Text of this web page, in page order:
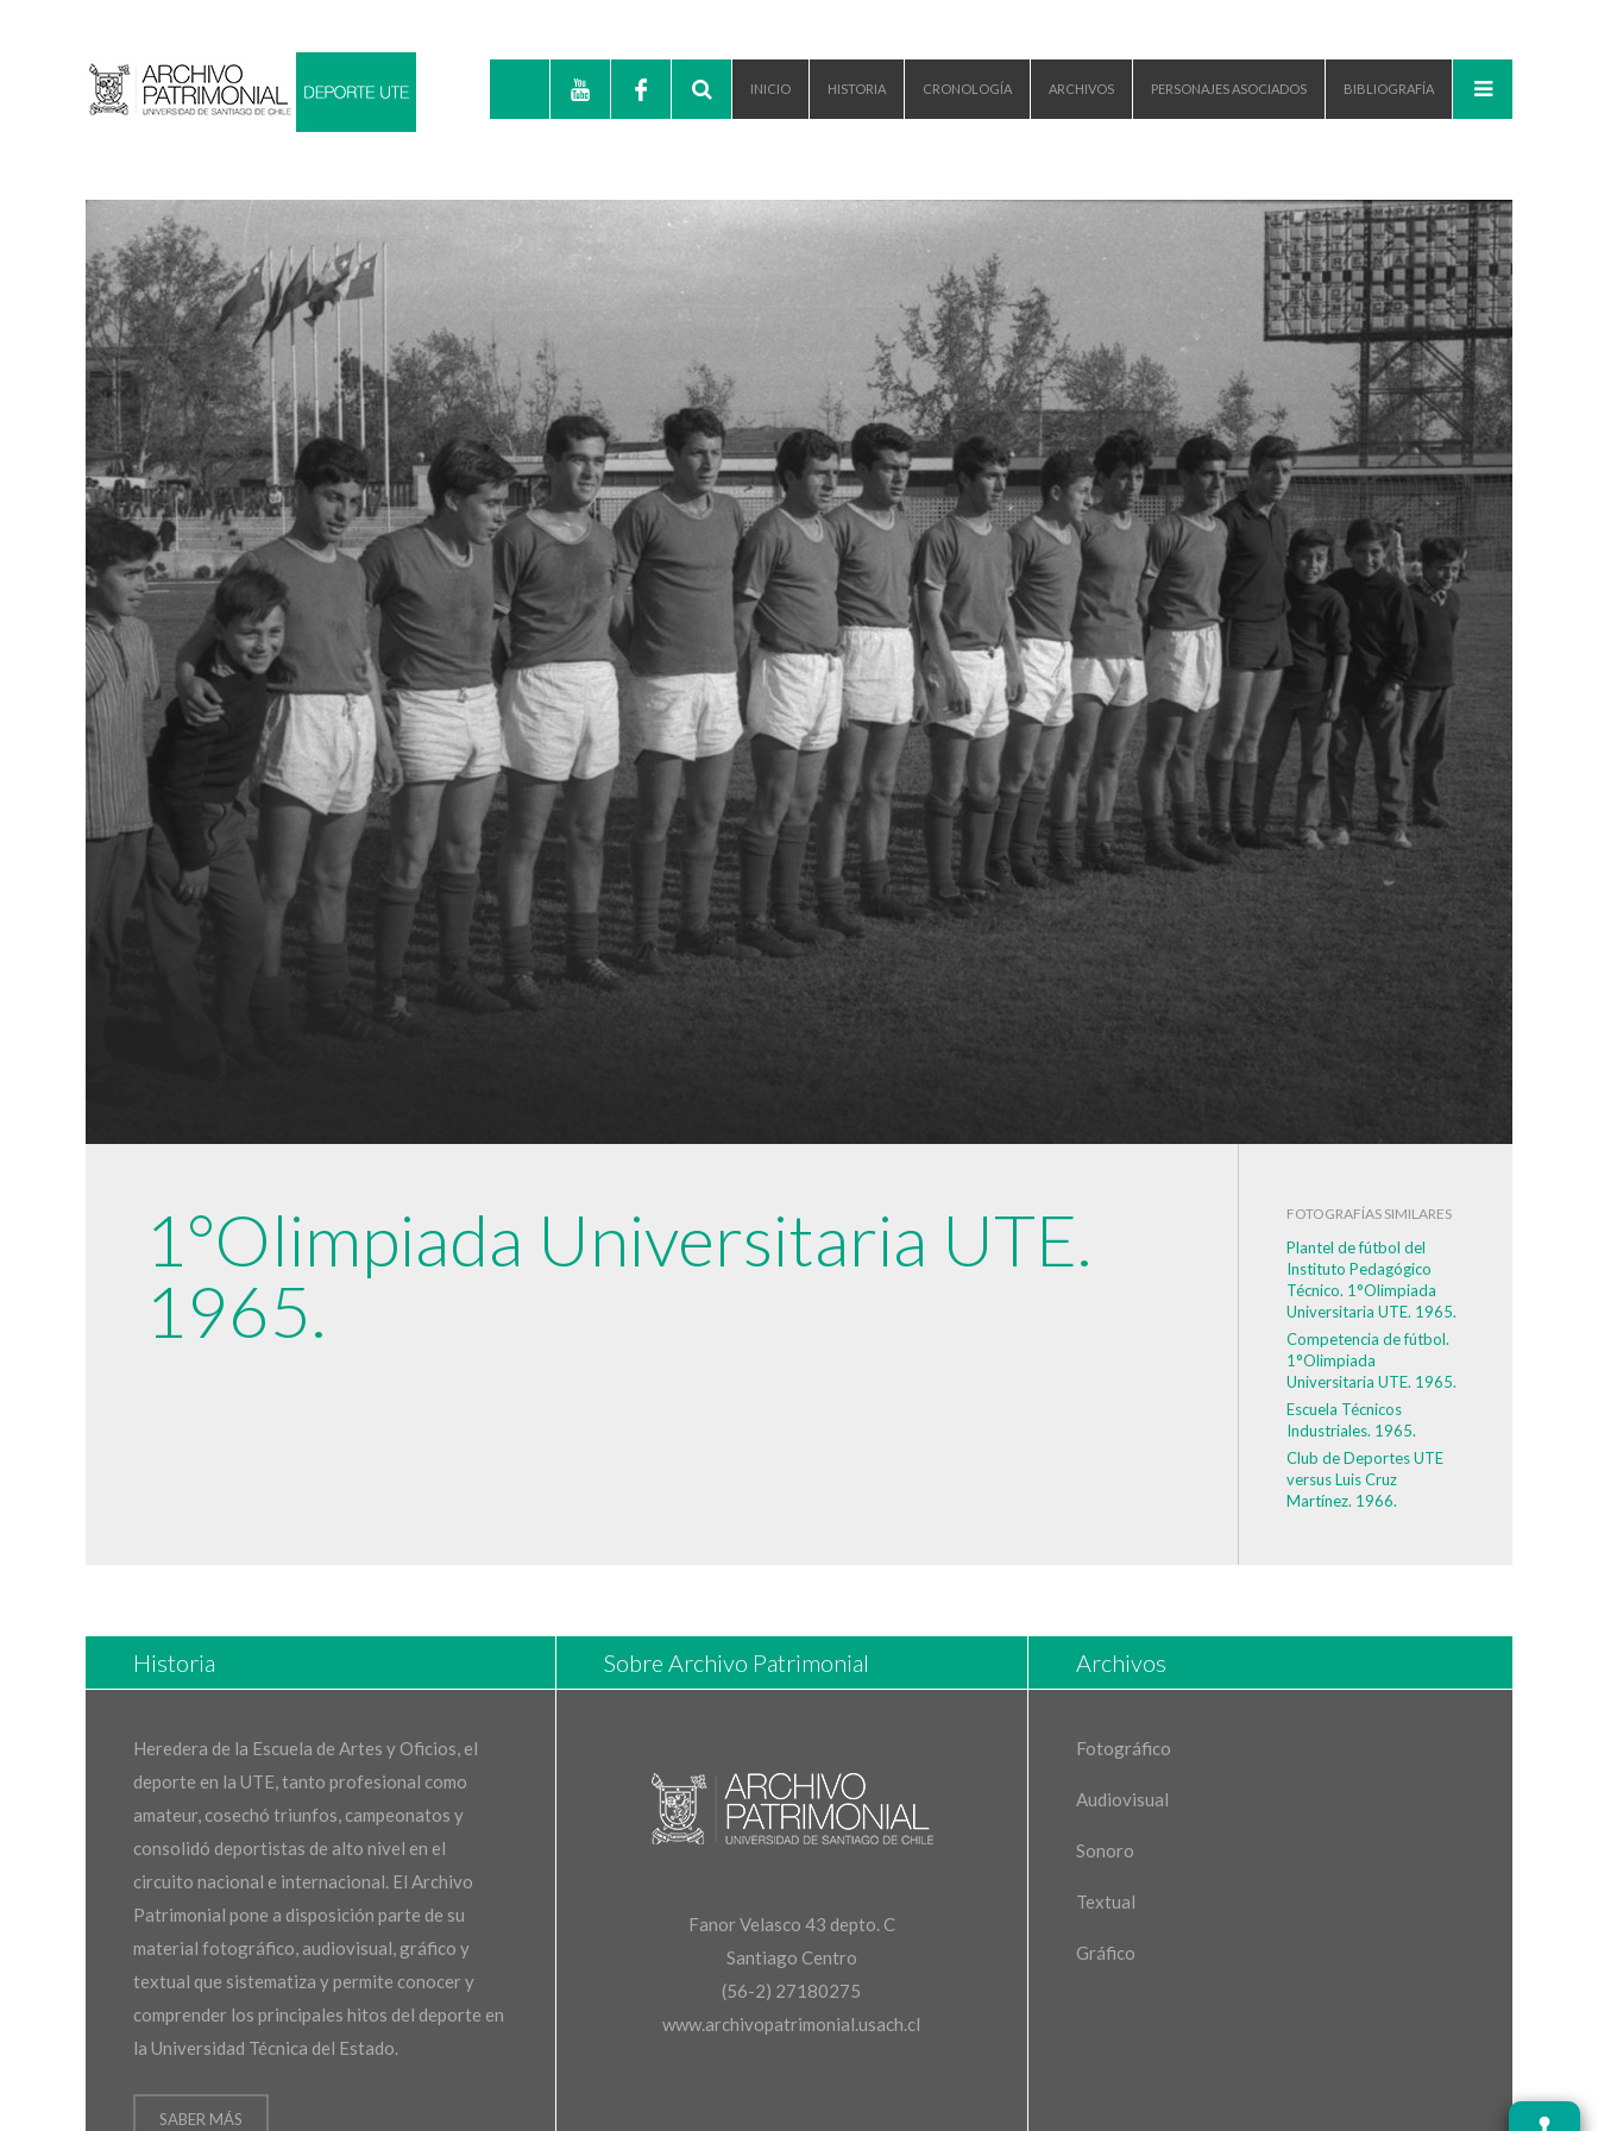
INICIO HISTORIA CRONOLOGÍA ARCHIVOS PERSONAJES ASOCIADOS BIBLIOGRAFÍA
FOTOGRAFÍAS SIMILARES
Plantel de fútbol del
Instituto Pedagógico
Técnico. 1°Olimpiada
Universitaria UTE. 1965.
Competencia de fútbol.
1°Olimpiada
Universitaria UTE. 1965.
Escuela Técnicos
Industriales. 1965.
Club de Deportes UTE
versus Luis Cruz
Martínez. 1966.
1°Olimpiada Universitaria UTE.
1965.
Historia
Heredera de la Escuela de Artes y Oficios, el
deporte en la UTE, tanto profesional como
amateur, cosechó triunfos, campeonatos y
consolidó deportistas de alto nivel en el
circuito nacional e internacional. El Archivo
Patrimonial pone a disposición parte de su
material fotográfico, audiovisual, gráfico y
textual que sistematiza y permite conocer y
comprender los principales hitos del deporte en
la Universidad Técnica del Estado.
SABER MÁS
Sobre Archivo Patrimonial
Fanor Velasco 43 depto. C
Santiago Centro
(56-2) 27180275
www.archivopatrimonial.usach.cl
Archivos
Fotográfico
Audiovisual
Sonoro
Textual
Gráfico